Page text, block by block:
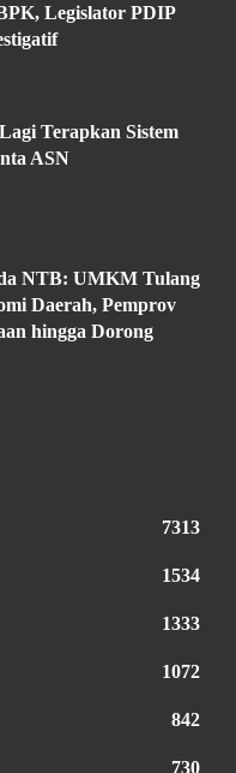
Legislator PDIP
Terapkan Sistem
ASN
NTB: UMKM Tulang
Daerah, Pemprov
hingga Dorong
7313
1534
1333
1072
842
730